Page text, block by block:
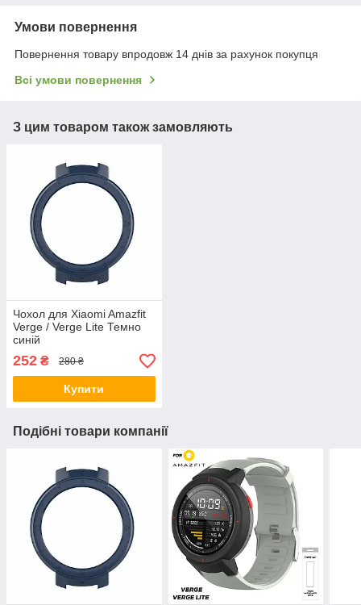
Умови повернення
Повернення товару впродовж 14 днів за рахунок покупця
Всі умови повернення
З цим товаром також замовляють
Чохол для Xiaomi Amazfit
Verge / Verge Lite Темно
синій
252 ₴ 280 ₴
Купити
Подібні товари компанії